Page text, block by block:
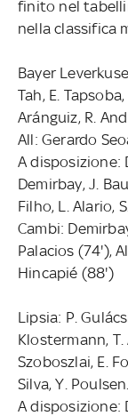
finito nel
nella classifica
Bayer
Tah, E.
Aránguiz, R.
All: Gerardo
A disposizione:
Demirbay, J.
Filho, L. Alario,
Cambi:
Palacios (74'),
Hincapié (88')
Lipsia: P.
Klostermann, T.
Szoboszlai, E.
Silva, Y.
A disposizione: